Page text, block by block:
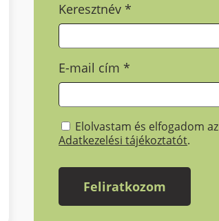
Keresztnév*
E-mail cím*
Elolvastam és elfogadom az
Adatkezelési tájékoztatót.